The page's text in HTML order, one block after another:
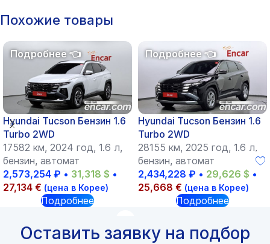
Похожие товары
Hyundai Tucson Бензин 1.6
Turbo 2WD
17582 км, 2024 год, 1.6 л,
бензин, автомат
2,573,254 ₽ • 31,318 $ •
27,134 € (цена в Корее)
Подробнее
Hyundai Tucson Бензин 1.6
Turbo 2WD
28155 км, 2025 год, 1.6 л,
бензин, автомат
2,434,228 ₽ • 29,626 $ •
25,668 € (цена в Корее)
Подробнее
Оставить заявку на подбор